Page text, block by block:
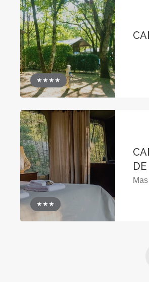
★★★★
★★★